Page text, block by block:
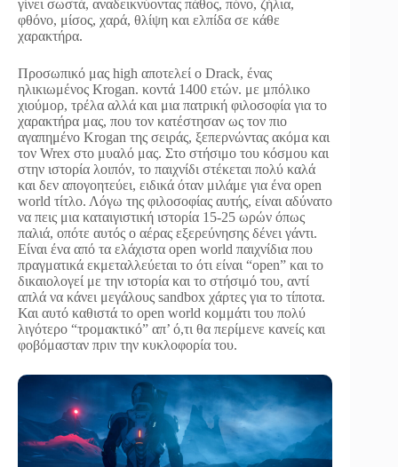
γίνει σωστά, αναδεικνύοντας πάθος, πόνο, ζήλια,
φθόνο, μίσος, χαρά, θλίψη και ελπίδα σε κάθε
χαρακτήρα.
Προσωπικό μας high αποτελεί o Drack, ένας
ηλικιωμένος Krogan. κοντά 1400 ετών. με μπόλικο
χιούμορ, τρέλα αλλά και μια πατρική φιλοσοφία για το
χαρακτήρα μας, που τον κατέστησαν ως τον πιο
αγαπημένο Krogan της σειράς, ξεπερνώντας ακόμα και
τον Wrex στο μυαλό μας. Στο στήσιμο του κόσμου και
στην ιστορία λοιπόν, το παιχνίδι στέκεται πολύ καλά
και δεν απογοητεύει, ειδικά όταν μιλάμε για ένα open
world τίτλο. Λόγω της φιλοσοφίας αυτής, είναι αδύνατο
να πεις μια καταιγιστική ιστορία 15-25 ωρών όπως
παλιά, οπότε αυτός ο αέρας εξερεύνησης δένει γάντι.
Είναι ένα από τα ελάχιστα open world παιχνίδια που
πραγματικά εκμεταλλεύεται το ότι είναι “open” και το
δικαιολογεί με την ιστορία και το στήσιμό του, αντί
απλά να κάνει μεγάλους sandbox χάρτες για το τίποτα.
Και αυτό καθιστά το open world κομμάτι του πολύ
λιγότερο “τρομακτικό” απ’ ό,τι θα περίμενε κανείς και
φοβόμασταν πριν την κυκλοφορία του.